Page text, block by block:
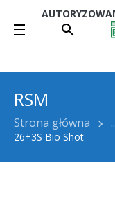
RSM
Strona główna
26+3S Bio Shot